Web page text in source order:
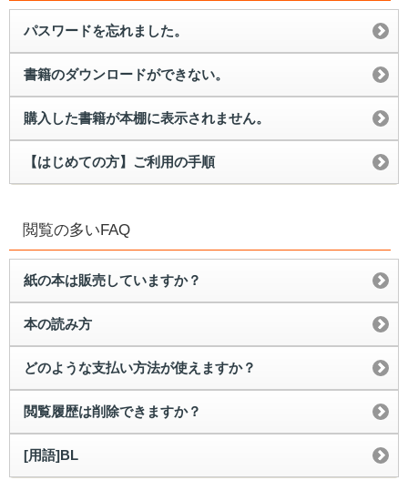
パスワードを忘れました。
書籍のダウンロードができない。
購入した書籍が本棚に表示されません。
【はじめての方】ご利用の手順
閲覧の多いFAQ
紙の本は販売していますか？
本の読み方
どのような支払い方法が使えますか？
閲覧履歴は削除できますか？
[用語]BL